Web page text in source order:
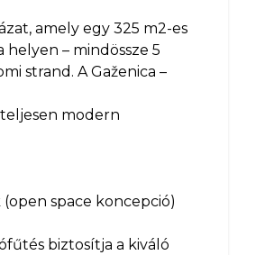
amely egy 325 m2-es
– mindössze 5
strand. A Gaženica –
modern
space koncepció)
biztosítja a kiváló